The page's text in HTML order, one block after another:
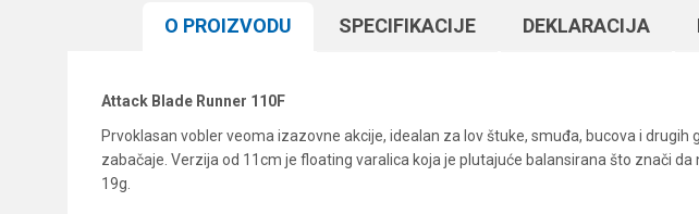
O PROIZVODU SPECIFIKACIJЕ DEKLARACIJA
Attack Blade Runner 110F
Prvoklasan vobler veoma izazovne akcije, idealan za lov štuke, smuđa, bucova i
zabačaje. Verzija od 11cm je floating varalica koja je plutajuće balansirana što znači
19g.